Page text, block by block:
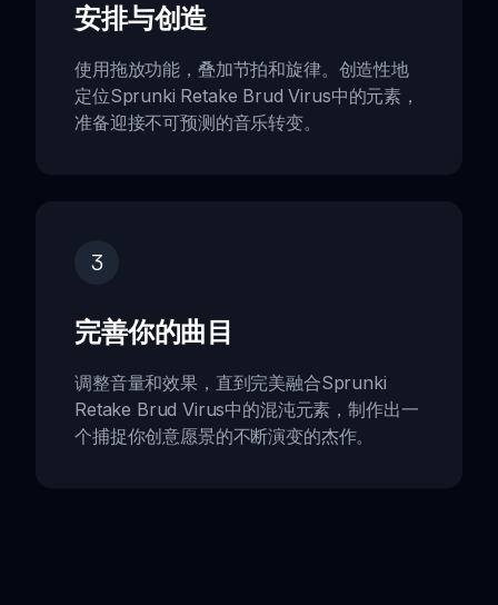
安排与创造
使用拖放功能，叠加节拍和旋律。创造性地
定位Sprunki Retake Brud Virus中的元素，
准备迎接不可预测的音乐转变。
3
完善你的曲目
调整音量和效果，直到完美融合Sprunki
Retake Brud Virus中的混沌元素，制作出一
个捕捉你创意愿景的不断演变的杰作。